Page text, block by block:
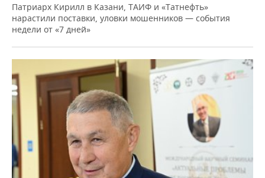
Патриарх Кирилл в Казани, ТАИФ и «Татнефть»
нарастили поставки, уловки мошенников — события
недели от «7 дней»